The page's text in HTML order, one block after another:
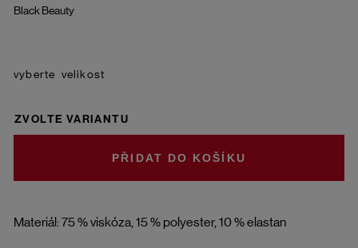
Black Beauty
Materiál: 75 % viskóza, 15 % polyester, 10 % elastan
velikost
ZVOLTE VARIANTU
DO KOŠÍKU